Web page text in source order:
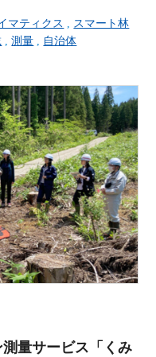
マティクス
スマート林
,測量 自治体
量サービス「くみ